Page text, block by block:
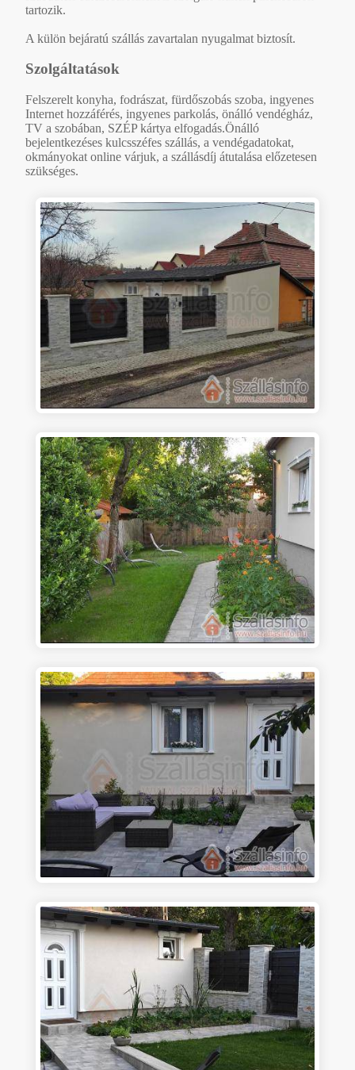
tartozik.
A külön bejáratú szállás zavartalan nyugalmat biztosít.
Szolgáltatások
Felszerelt konyha, fodrászat, fürdőszobás szoba, ingyenes
Internet hozzáférés, ingyenes parkolás, önálló vendégház,
TV a szobában, SZÉP kártya elfogadás.Önálló
bejelentkezéses kulcsszéfes szállás, a vendégadatokat,
okmányokat online várjuk, a szállásdíj átutalása előzetesen
szükséges.